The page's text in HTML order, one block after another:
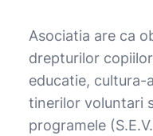
Asociatia are ca
drepturilor
educatie, cultura-
tinerilor voluntari
programele